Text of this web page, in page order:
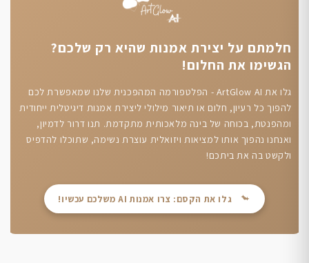
חלמתם על יצירת אמנות שהיא רק שלכם?
הגשימו את החלום!
גלו את ArtGlow AI - הפלטפורמה המהפכנית שלנו שמאפשרת לכם
להפוך כל רעיון, חלום או תיאור מילולי ליצירת אמנות דיגיטלית ייחודית
ומהפנטת, בכוחה של בינה מלאכותית מתקדמת. תנו דרור לדמיון,
ואנחנו נהפוך אותו למציאות ויזואלית עוצרת נשימה, שתוכלו להדפיס
ולקשט בה את ביתכם!
גלו את הקסם: צרו אמנות AI משלכם עכשיו!